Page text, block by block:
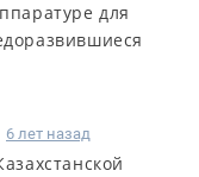
для
6 лет назад